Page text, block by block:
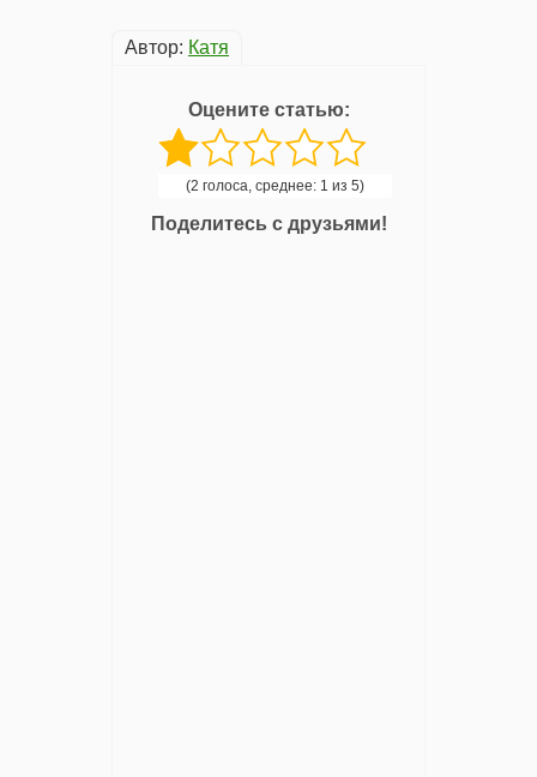
Автор: Катя
Оцените статью:
(2 голоса, среднее: 1 из 5)
Поделитесь с друзьями!